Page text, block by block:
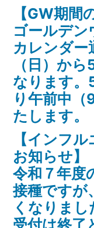
【GW期間
ゴールデン
カレンダー
（日）か
なります。
り午前中（
たします。
【インフ
お知らせ】
令和７年度
接種ですが
くなりま